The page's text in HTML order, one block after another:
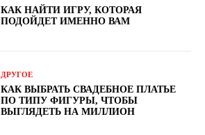
КАК НАЙТИ ИГРУ, КОТОРАЯ
ПОДОЙДЕТ ИМЕННО ВАМ
ДРУГОЕ
КАК ВЫБРАТЬ СВАДЕБНОЕ ПЛАТЬЕ
ПО ТИПУ ФИГУРЫ, ЧТОБЫ
ВЫГЛЯДЕТЬ НА МИЛЛИОН